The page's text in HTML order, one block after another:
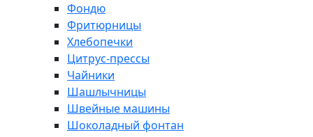
Фондю
Фритюрницы
Хлебопечки
Цитрус-прессы
Чайники
Шашлычницы
Швейные машины
Шоколадный фонтан